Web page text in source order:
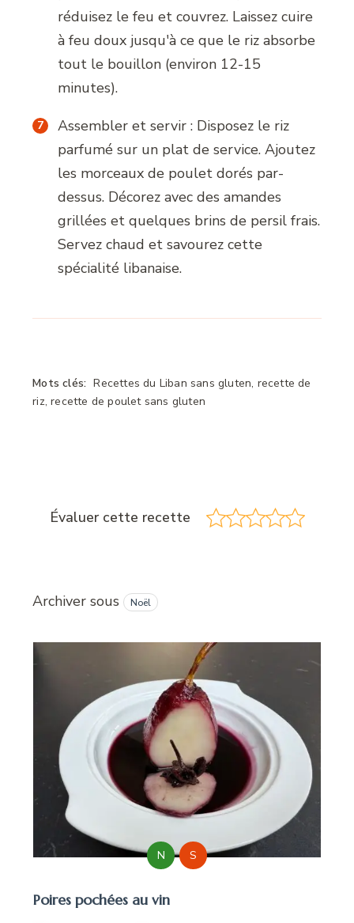
réduisez le feu et couvrez. Laissez cuire
à feu doux jusqu'à ce que le riz absorbe
tout le bouillon (environ 12-15
minutes).
Assembler et servir : Disposez le riz
parfumé sur un plat de service. Ajoutez
les morceaux de poulet dorés par-
dessus. Décorez avec des amandes
grillées et quelques brins de persil frais.
Servez chaud et savourez cette
spécialité libanaise.
Mots clés: Recettes du Liban sans gluten, recette de
riz, recette de poulet sans gluten
Évaluer cette recette
Archiver sous Noël
N S
Poires pochées au vin